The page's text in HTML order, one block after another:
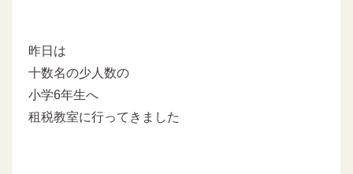
昨日は
十数名の少人数の
小学6年生へ
租税教室に行ってきました